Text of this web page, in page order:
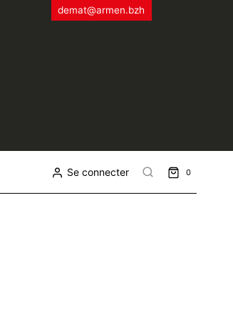
demat@armen.bzh
Se connecter 0